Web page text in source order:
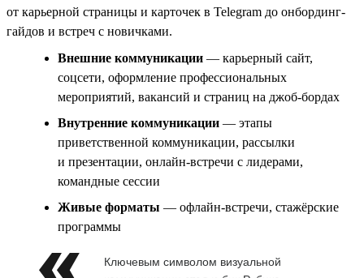
от карьерной страницы и карточек в Telegram до онбординг-
гайдов и встреч с новичками.
Внешние коммуникации — карьерный сайт,
соцсети, оформление профессиональных
мероприятий, вакансий и страниц на джоб-бордах
Внутренние коммуникации — этапы
приветственной коммуникации, рассылки
и презентации, онлайн-встречи с лидерами,
командные сессии
Живые форматы — офлайн-встречи, стажёрские
программы
Ключевым символом визуальной